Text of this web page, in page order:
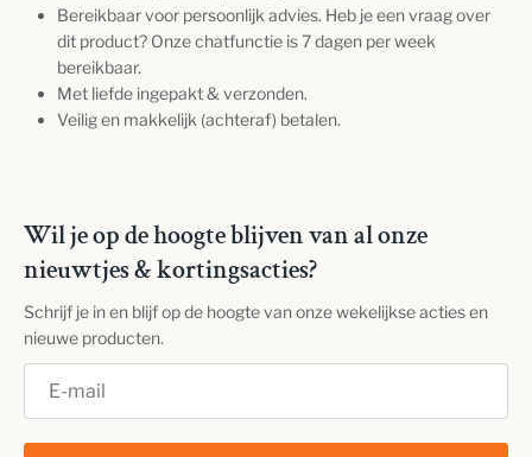
Bereikbaar voor persoonlijk advies. Heb je een vraag over
dit product? Onze chatfunctie is 7 dagen per week
bereikbaar.
Met liefde ingepakt & verzonden.
Veilig en makkelijk (achteraf) betalen.
Wil je op de hoogte blijven van al onze
nieuwtjes & kortingsacties?
Schrijf je in en blijf op de hoogte van onze wekelijkse acties en
nieuwe producten.